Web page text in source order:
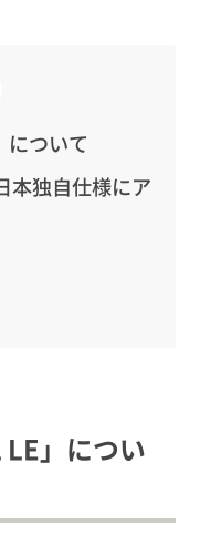
について
本独自仕様にア
」につい